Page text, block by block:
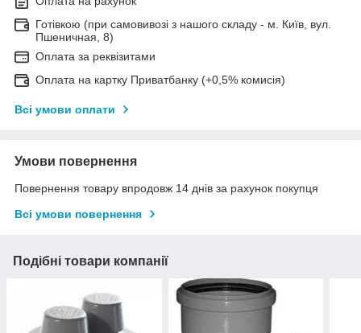
Готівкою (при самовивозі з нашого складу - м. Київ, вул.
Пшеничная, 8)
Оплата за реквізитами
Оплата на картку Приватбанку (+0,5% комисія)
Всі умови оплати
Умови повернення
Повернення товару впродовж 14 днів за рахунок покупця
Всі умови повернення
Подібні товари компанії